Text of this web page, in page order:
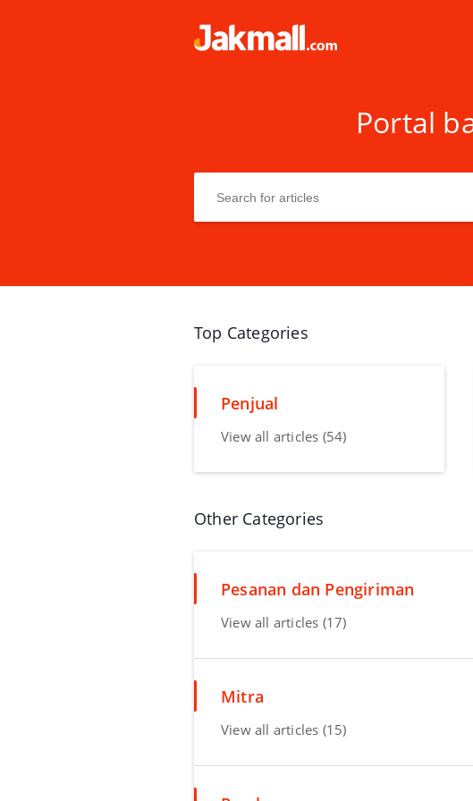
Portal
Top Categories
Penjual
View all articles (54)
Other Categories
Pesanan dan Pengiriman
View all articles (17)
Mitra
View all articles (15)